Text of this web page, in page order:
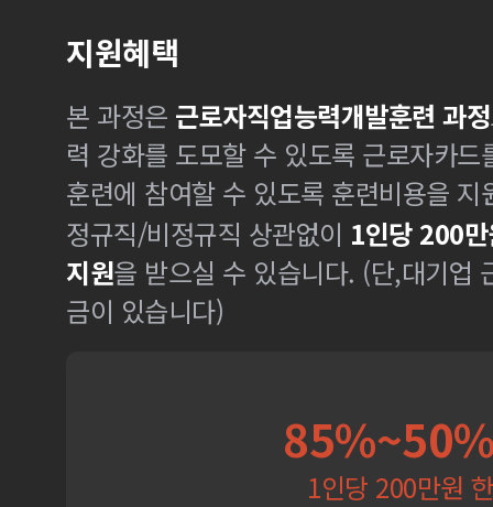
지원혜택
본 과정은 근로자직업능력개발훈련 과정
력 강화를 도모할 수 있도록 근로자카
훈련에 참여할 수 있도록 훈련비용을 지
정규직/비정규직 상관없이 1인당 200
지원을 받으실 수 있습니다. (단,대기업
금이 있습니다)
1인당 200만원